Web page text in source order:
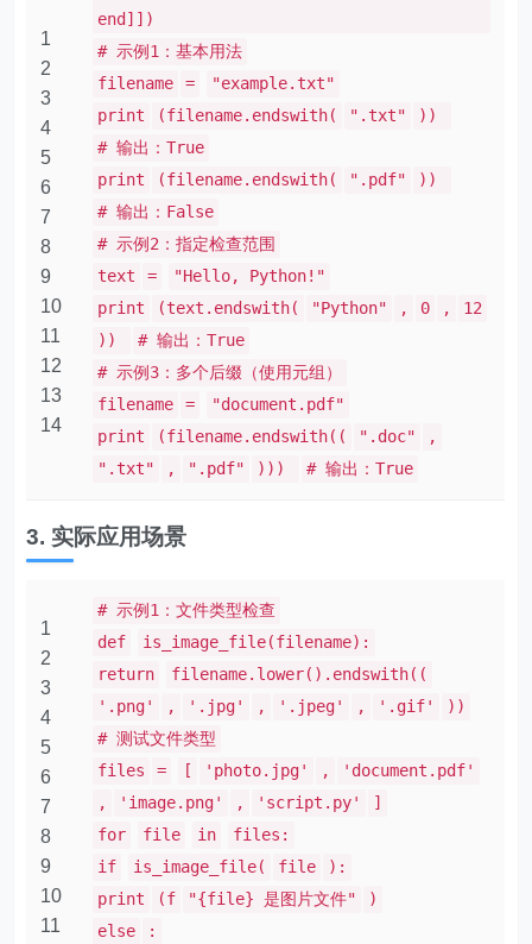
1
2
3
4
5
6
7
8
9
10
11
12
13
14
end]])
# 示例1：基本用法
filename
=
"example.txt"
print
(filename.endswith( ".txt"
))
# 输出：True
print
(filename.endswith( ".pdf"
))
# 输出：False
# 示例2：指定检查范围
text
=
"Hello, Python!"
print
(text.endswith( "Python" , 0 ,
12
))
# 输出：True
# 示例3：多个后缀（使用元组）
filename
=
"document.pdf"
print
(filename.endswith(( ".doc"
,
".txt"
, ".pdf" ))) # 输出：True
3. 实际应用场景
1
2
3
4
5
6
7
8
9
10
11
# 示例1：文件类型检查
def
is_image_file(filename):
return
filename.lower().endswith((
'.png'
, '.jpg' , '.jpeg' , '.gif'
))
# 测试文件类型
files
= [ 'photo.jpg' ,
'document.pdf'
,
'image.png' , 'script.py'
]
for
file in
files:
if
is_image_file( file
):
print
(f "{file} 是图片文件"
)
else
: